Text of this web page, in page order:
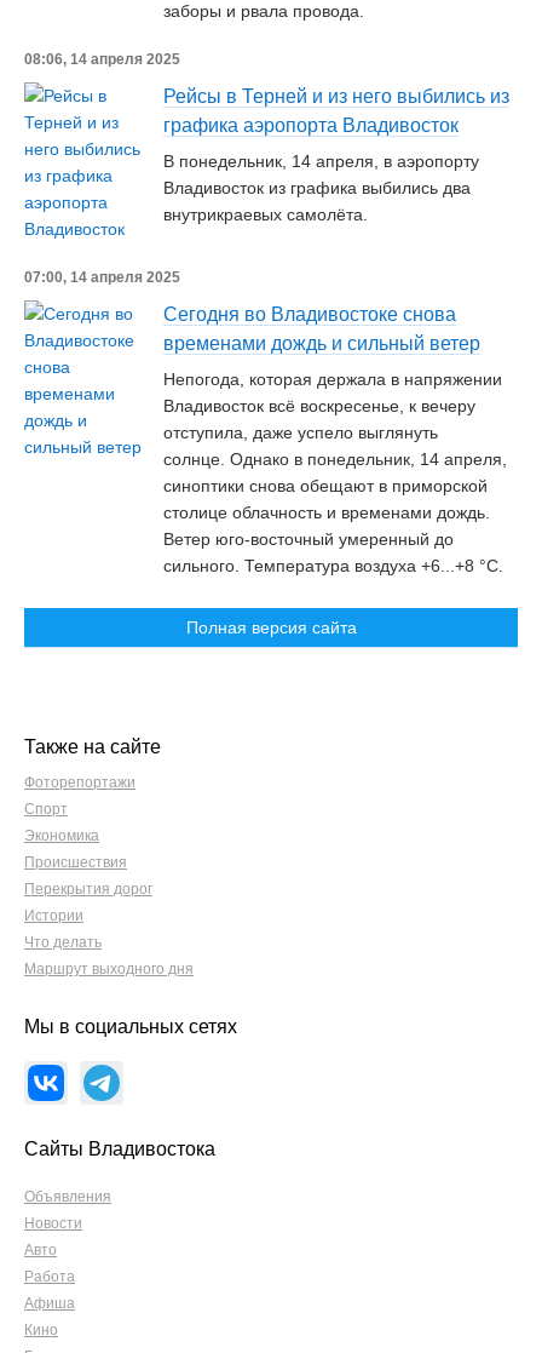
заборы и рвала провода.
08:06, 14 апреля 2025
Рейсы в Терней и из него выбились из
графика аэропорта Владивосток
В понедельник, 14 апреля, в аэропорту
Владивосток из графика выбились два
внутрикраевых самолёта.
07:00, 14 апреля 2025
Сегодня во Владивостоке снова
временами дождь и сильный ветер
Непогода, которая держала в напряжении
Владивосток всё воскресенье, к вечеру
отступила, даже успело выглянуть
солнце. Однако в понедельник, 14 апреля,
синоптики снова обещают в приморской
столице облачность и временами дождь.
Ветер юго-восточный умеренный до
сильного. Температура воздуха +6...+8 °C.
Полная версия сайта
Также на сайте
Фоторепортажи
Спорт
Экономика
Происшествия
Перекрытия дорог
Истории
Что делать
Маршрут выходного дня
Мы в социальных сетях
Сайты Владивостока
Объявления
Новости
Авто
Работа
Афиша
Кино